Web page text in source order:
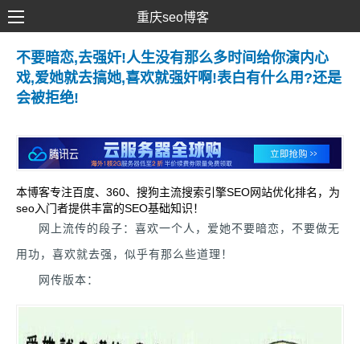
SEO优化
网络推广
重庆seo博客
不要暗恋,去强奸!人生没有那么多时间给你演内心
戏,爱她就去搞她,喜欢就强奸啊!表白有什么用?还是
会被拒绝!
本博客专注百度、360、搜狗主流搜索引擎SEO网站优化排名，为
seo入门者提供丰富的SEO基础知识！
网上流传的段子：喜欢一个人，爱她不要暗恋，不要做无
用功，喜欢就去强，似乎有那么些道理！
网传版本：